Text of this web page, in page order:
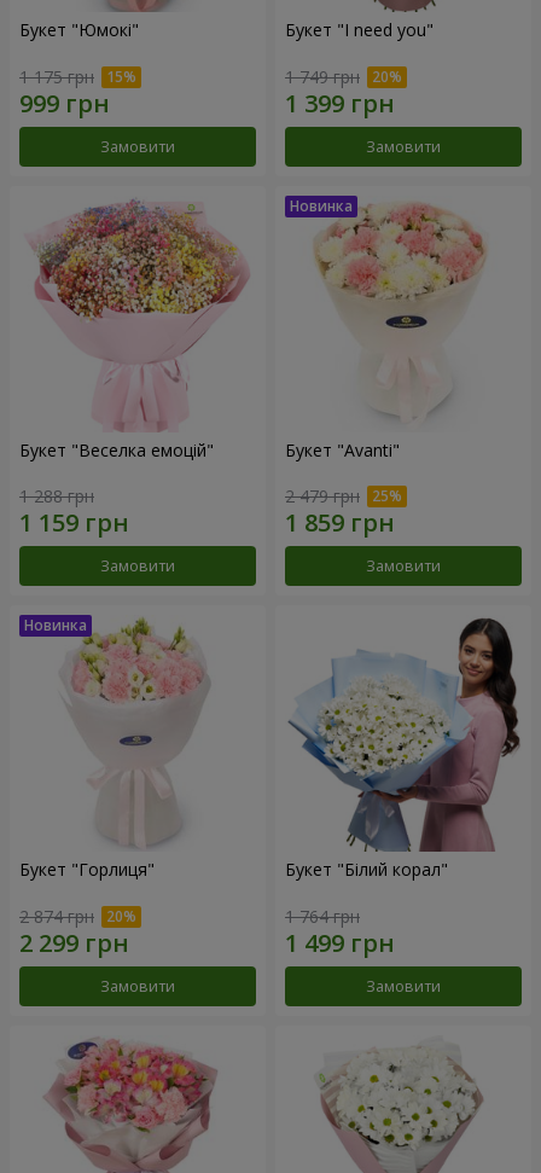
Букет "Юмокі"
1 175 грн
Замовити
Букет "I need you"
1 749 грн
Замовити
Букет "Веселка емоцій"
1 288 грн
Замовити
Букет "Avanti"
2 479 грн
Замовити
Букет "Горлиця"
2 874 грн
Замовити
Букет "Білий корал"
1 764 грн
Замовити